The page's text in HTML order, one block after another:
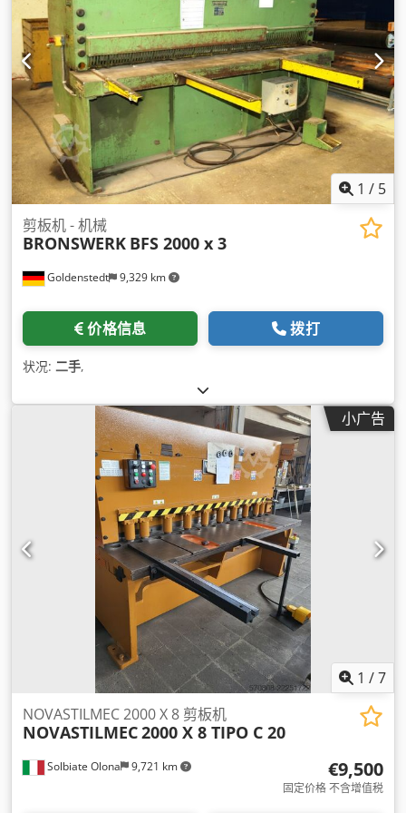
1 / 5
Goldenstedt 9,329 km
剪板机 - 机械
BRONSWERK BFS 2000 x 3
价格信息 拨打
状况: 二手,
小广告
1 /7
Solbiate Olona 9,721 km
NOVASTILMEC 2000 X 8 剪板机
NOVASTILMEC2000 X 8 TIPO C 20
€9,500
固定价格 不含增值税